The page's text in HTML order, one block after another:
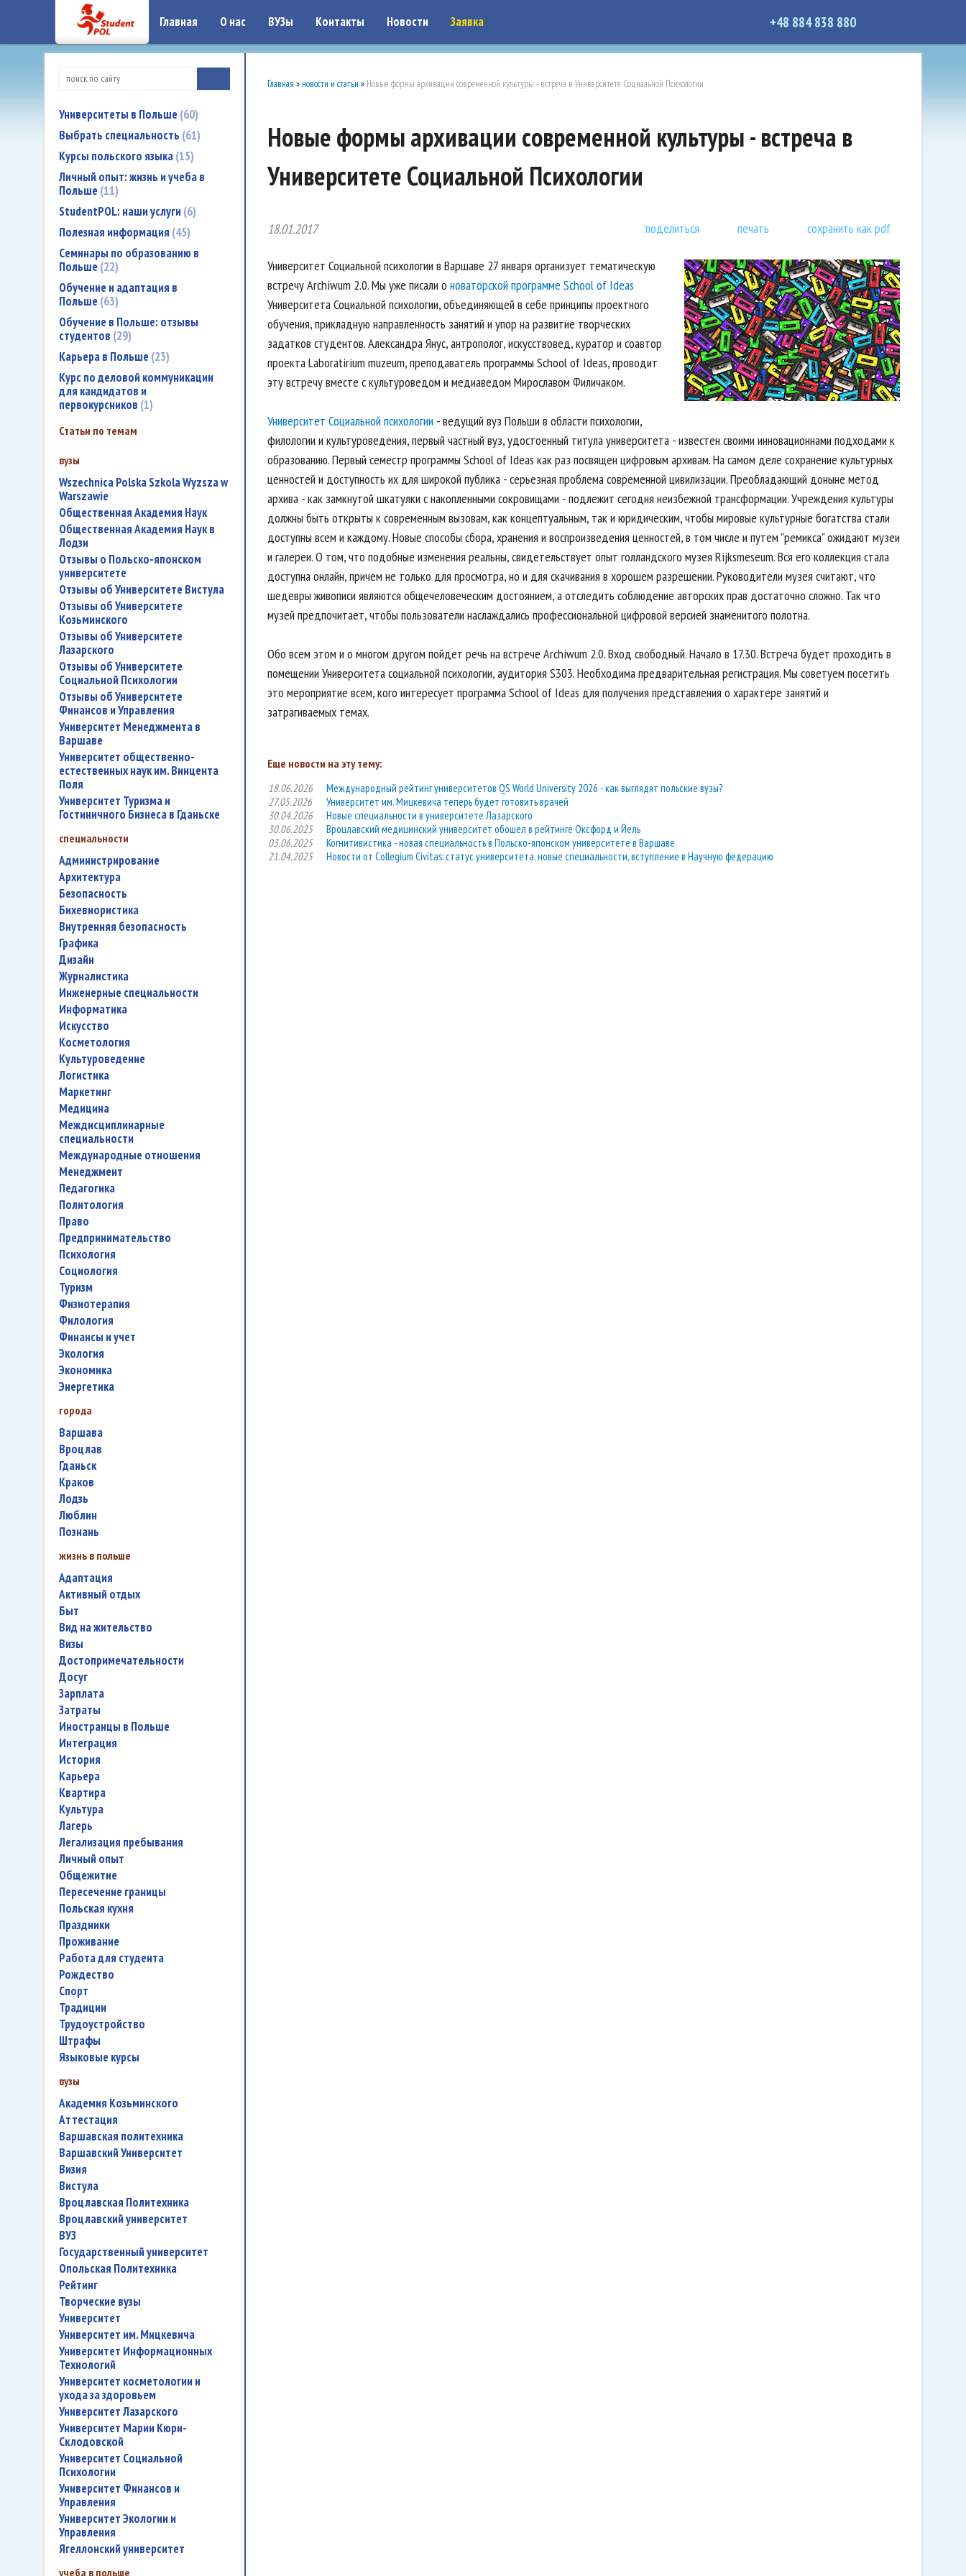
google-site-verification: google7a917c261df1566b.htmlgoogle-site-verification: google7a917c261df1566b.html
Главная О нас ВУЗы Контакты Новости Заявка +48 884 838 880
Университеты в Польше 60
Выбрать специальность 61
Курсы польского языка 15
Личный опыт: жизнь и учеба в
Польше 11
StudentPOL: наши услуги 6
Полезная информация 45
Семинары по образованию в
Польше 22
Обучение и адаптация в
Польше 63
Обучение в Польше: отзывы
студентов 29
Карьера в Польше 23
Курс по деловой коммуникации
для кандидатов и
первокурсников 1
Статьи по темам
вузы
Wszechnica Polska Szkola Wyzsza w
Warszawie
Общественная Академия Наук
Общественная Академия Наук в
Лодзи
Отзывы о Польско-японском
университете
Отзывы об Университете Вистула
Отзывы об Университете
Козьминского
Отзывы об Университете
Лазарского
Отзывы об Университете
Социальной Психологии
Отзывы об Университете
Финансов и Управления
Университет Менеджмента в
Варшаве
Университет общественно-
естественных наук им. Винцента
Поля
Университет Туризма и
Гостиничного Бизнеса в Гданьске
специальности
администрирование
архитектура
безопасность
бихевиористика
внутренняя безопасность
графика
дизайн
журналистика
инженерные специальности
информатика
искусство
косметология
культуроведение
логистика
маркетинг
медицина
междисциплинарные
специальности
международные отношения
менеджмент
педагогика
политология
право
предпринимательство
психология
социология
туризм
физиотерапия
филология
финансы и учет
экология
экономика
энергетика
города
Варшава
Вроцлав
Гданьск
Краков
Лодзь
Люблин
Познань
жизнь в польше
адаптация
активный отдых
быт
вид на жительство
визы
достопримечательности
досуг
зарплата
затраты
иностранцы в Польше
интеграция
история
карьера
квартира
культура
лагерь
легализация пребывания
личный опыт
общежитие
пересечение границы
польская кухня
праздники
проживание
работа для студента
Рождество
спорт
традиции
трудоустройство
штрафы
языковые курсы
вузы
Академия Козьминского
аттестация
Варшавская политехника
Варшавский Университет
Визия
Вистула
Вроцлавская Политехника
Вроцлавский университет
ВУЗ
государственный университет
Опольская Политехника
рейтинг
творческие вузы
университет
Университет им. Мицкевича
Университет Информационных
Технологий
университет косметологии и
ухода за здоровьем
Университет Лазарского
Университет Марии Кюри-
Склодовской
Университет Социальной
Психологии
Университет Финансов и
Управления
Университет Экологии и
Управления
Ягеллонский университет
учеба в польше
Главная » новости и статьи » Новые формы архивации современной культуры - встреча в Университете Социальной Психологии
Новые формы архивации современной культуры - встреча в
Университете Социальной Психологии
18.01.2017 поделиться печать сохранить как pdf
Университет Социальной психологии в Варшаве 27 января организует тематическую
встречу Archiwum 2.0. Мы уже писали о новаторской программе School of Ideas
Университета Социальной психологии, объединяющей в себе принципы проектного
обучения, прикладную направленность занятий и упор на развитие творческих
задатков студентов. Александра Янус, антрополог, искусствовед, куратор и соавтор
проекта Laboratirium muzeum, преподаватель программы School of Ideas, проводит
эту встречу вместе с культуроведом и медиаведом Мирославом Филичаком.
Университет Социальной психологии - ведущий вуз Польши в области психологии,
филологии и культуроведения, первый частный вуз, удостоенный титула университета - известен своими инновационнами подходами к
образованию. Первый семестр программы School of Ideas как раз посвящен цифровым архивам. На самом деле сохранение культурных
ценностей и доступность их для широкой публика - серьезная проблема современной цивилизации. Преобладающий доныне метод
архива - как замкнутой шкатулки с накопленными сокровищами - подлежит сегодня неизбежной трансформации. Учреждения культуры
должны быть открыты к современным вызовам, как концептуальным, так и юридическим, чтобы мировые культурные богатства стали
доступны всем и каждому. Новые способы сбора, хранения и воспроизведения ценностей, в том числе и путем "ремикса" ожидают музеи
и галереи. О том, что подобные изменения реальны, свидетельствует опыт голландского музея Rijksmeseum. Вся его коллекция стала
доступна онлайн, причем не только для просмотра, но и для скачивания в хорошем разрешении. Руководители музея считают, что
шедевры живописи являются общечеловеческим достоянием, а отследить соблюдение авторских прав достаточно сложно. Так что
музей предпочитает, чтобы пользователи наслаждались профессиональной цифровой версией знаменитого полотна.
Обо всем этом и о многом другом пойдет речь на встрече Archiwum 2.0. Вход свободный. Начало в 17.30. Встреча будет проходить в
помещении Университета социальной психологии, аудитория S303. Необходима предварительная регистрация. Мы советуем посетить
это мероприятие всем, кого интересует программа School of Ideas для получения представления о характере занятий и
затрагиваемых темах.
Еще новости на эту тему:
18.06.2026
Международный рейтинг университетов QS World University 2026 - как выглядят польские вузы?
27.05.2026
Университет им. Мицкевича теперь будет готовить врачей
30.04.2026
Новые специальности в университете Лазарского
30.06.2025
Вроцлавский медицинский университет обошел в рейтинге Оксфорд и Йель
03.06.2025
Когнитивистика - новая специальность в Польско-японском университете в Варшаве
21.04.2025
Новости от Collegium Civitas: статус университета, новые специальности, вступление в Научную федерацию